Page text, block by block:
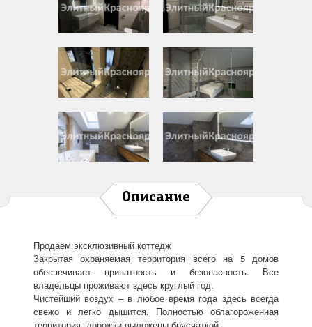
Описание
Продаём эксклюзивный коттедж
Закрытая охраняемая территория всего на 5 домов
обеспечивает приватность и безопасность. Все
владельцы проживают здесь круглый год.
Чистейший воздух – в любое время года здесь всегда
свежо и легко дышится. Полностью облагороженная